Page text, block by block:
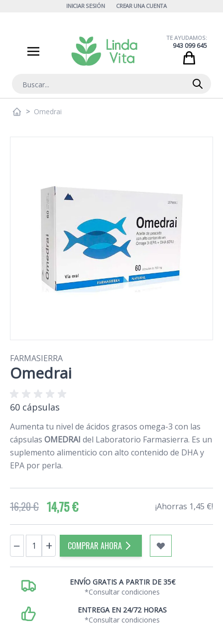
INICIAR SESIÓN CREAR UNA CUENTA
Buscar
TE AYUDAMOS:
943 099 645
> Omedrai
FARMASIERRA
Omedrai
60 cápsulas
Aumenta tu nivel de ácidos grasos omega-3 con las
cápsulas OMEDRAI del Laboratorio Farmasierra. Es un
suplemento alimenticio con alto contenido de DHA y
EPA por perla.
16,20 € 14,75 € ¡Ahorras 1,45 €!
Cantidad
− + COMPRAR AHORA
ENVÍO GRATIS A PARTIR DE 35€
*Consultar condiciones
ENTREGA EN 24/72 HORAS
*Consultar condiciones